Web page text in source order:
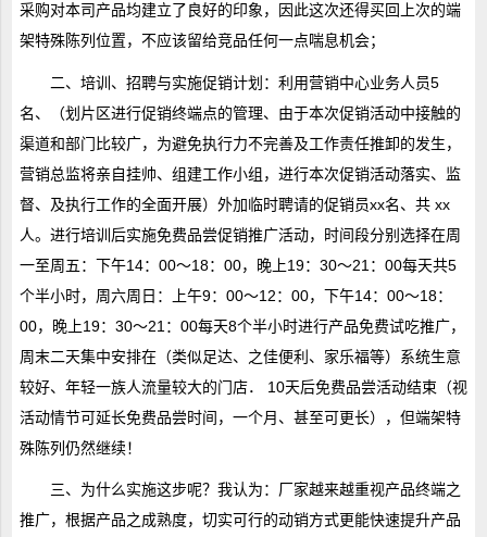
采购对本司产品均建立了良好的印象，因此这次还得买回上次的端
架特殊陈列位置，不应该留给竞品任何一点喘息机会；
二、培训、招聘与实施促销计划：利用营销中心业务人员5
名、（划片区进行促销终端点的管理、由于本次促销活动中接触的
渠道和部门比较广，为避免执行力不完善及工作责任推卸的发生，
营销总监将亲自挂帅、组建工作小组，进行本次促销活动落实、监
督、及执行工作的全面开展）外加临时聘请的促销员xx名、共 xx
人。进行培训后实施免费品尝促销推广活动，时间段分别选择在周
一至周五：下午14：00～18：00，晚上19：30～21：00每天共5
个半小时，周六周日：上午9：00～12：00，下午14：00～18：
00，晚上19：30～21：00每天8个半小时进行产品免费试吃推广，
周末二天集中安排在（类似足达、之佳便利、家乐福等）系统生意
较好、年轻一族人流量较大的门店． 10天后免费品尝活动结束（视
活动情节可延长免费品尝时间，一个月、甚至可更长），但端架特
殊陈列仍然继续！
三、为什么实施这步呢？我认为：厂家越来越重视产品终端之
推广，根据产品之成熟度，切实可行的动销方式更能快速提升产品